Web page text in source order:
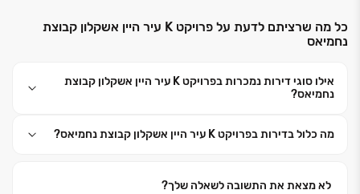
קבוצת נחמיאס
קלוד נחמיאס בעל ניסיון וידע רב שנים ומעורב באופן אישי
תהליך הביצוע, בניהול האדמיניסטרטיבי ובעיצוב שניכר
כל מה שרציתם לדעת על פרויקט K עיר היין אשקלון קבוצת
נחמיאס
אילו סוגי דירות נמכרות בפרויקט K עיר היין אשקלון קבוצת
נחמיאס?
מה כלול בדירות בפרויקט K עיר היין אשקלון קבוצת נחמיאס?
לא מצאת את התשובה לשאלה שלך?